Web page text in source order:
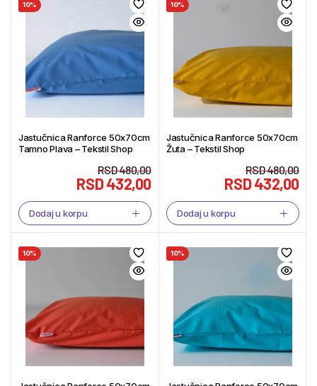
10%
Jastučnica Ranforce 50x70cm
Tamno Plava – Tekstil Shop
RSD480,00
RSD432,00
Dodaj u korpu
10%
Jastučnica Ranforce 50x70cm
Žuta – Tekstil Shop
RSD480,00
RSD432,00
Dodaj u korpu
10% 10%